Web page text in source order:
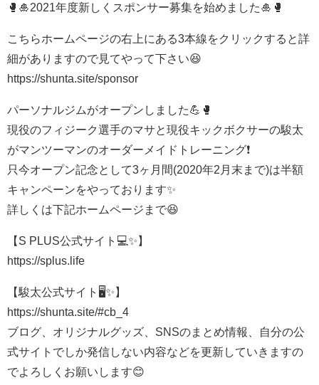
🥊🎍2021年度新しくスポンサー募集を始めました🎍🥊
こちらホームページの右上にある3本線をクリックすると詳
細がありますので見てやって下さい😆
https://shunta.site/sponsor
パーソナルジムがオープンしました💪🥊
現役のフィジーク選手のマサと現役キックボクサーの駿太
がマンツーマンのオーダーメイドトレーニング❗️
只今オープン記念として3ヶ月間(2020年2月末まで)は半額
キャンペーンをやっております✨
詳しくは下記ホームページまで😆
【S PLUS公式サイト💻✨】
https://splus.life
【駿太公式サイト🖥✨】
https://shunta.site/#cb_4
ブログ、オリジナルグッズ、SNSのまとめ情報、自分の公
式サイトでしか発信しない内容などを更新していきますの
でよろしくお願いします😊